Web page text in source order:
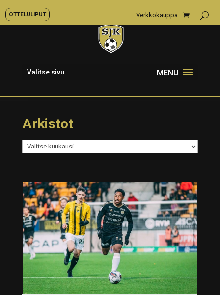
OTTELULIPUT Verkkokauppa
Valitse sivu
Arkistot
Arkistot